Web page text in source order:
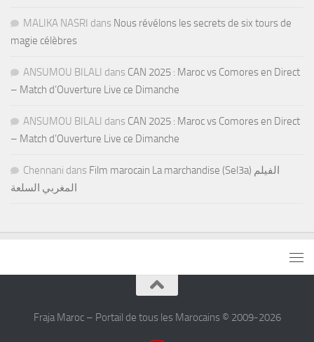
MALIKA NASRI dans Nous révélons les secrets de six tours de
magie célèbres
ANSUMOU BILALI dans CAN 2025 : Maroc vs Comores en Direct
– Match d’Ouverture Live ce Dimanche
ANSUMOU BILALI dans CAN 2025 : Maroc vs Comores en Direct
– Match d’Ouverture Live ce Dimanche
Chennani dans Film marocain La marchandise (Sel3a) الفيلم
المغربي السلعة
Fraja Maroc – Portail de tous les Marocains © 2009-2026